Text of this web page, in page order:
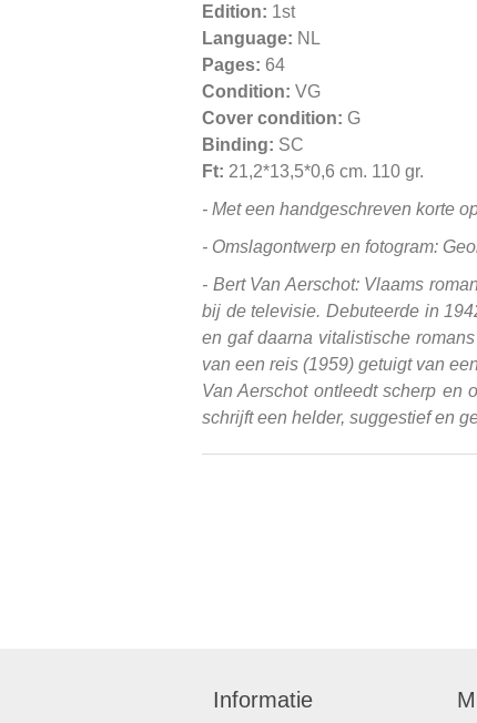
Edition: 1st
Language: NL
Pages: 64
Condition: VG
Cover condition: G
Binding: SC
Ft: 21,2*13,5*0,6 cm. 110 gr.
- Met een handgeschreven korte
- Omslagontwerp en fotogram:
- Bert Van Aerschot: Vlaams
bij de televisie. Debuteerde in
en gaf daarna vitalistische
van een reis (1959) getuigt van
Van Aerschot ontleedt scherp en
schrijft een helder, suggestief en
Informatie